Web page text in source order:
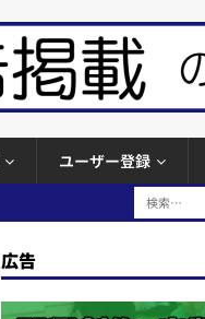
ユーザー登録
広告